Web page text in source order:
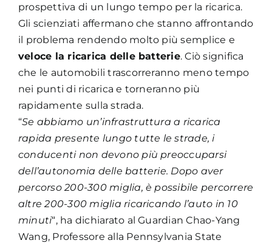
prospettiva di un lungo tempo per la ricarica.
Gli scienziati affermano che stanno affrontando
il problema rendendo molto più semplice e
veloce la ricarica delle batterie. Ciò significa
che le automobili trascorreranno meno tempo
nei punti di ricarica e torneranno più
rapidamente sulla strada.
“Se abbiamo un’infrastruttura a ricarica
rapida presente lungo tutte le strade, i
conducenti non devono più preoccuparsi
dell’autonomia delle batterie. Dopo aver
percorso 200-300 miglia, è possibile percorrere
altre 200-300 miglia ricaricando l’auto in 10
minuti“, ha dichiarato al Guardian Chao-Yang
Wang, Professore alla Pennsylvania State